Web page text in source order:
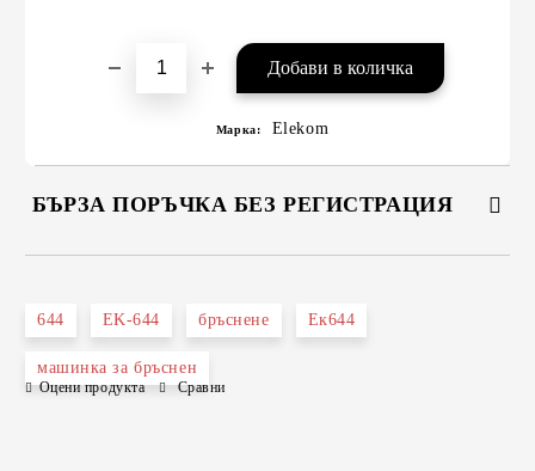
Марка: Elekom
БЪРЗА ПОРЪЧКА БЕЗ РЕГИСТРАЦИЯ
Съгласен съм сПолитиката за лични данни
644 EK-644 бръснене Ек644
машинка за бръснен
Оцени продукта Сравни